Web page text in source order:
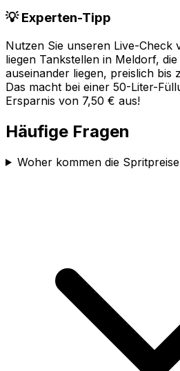
💡 Experten-Tipp
Nutzen Sie unseren Live-Check
liegen Tankstellen in Meldorf,
auseinander liegen, preislich bis
Das macht bei einer 50-Liter-
Ersparnis von 7,50 € aus!
Häufige Fragen
Woher kommen die